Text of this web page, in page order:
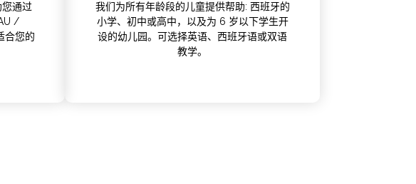
通过
/
合您的
我们为所有年龄段的儿童提供帮助: 西班牙的
小学、初中或高中，以及为 6 岁以下学生开
设的幼儿园。可选择英语、西班牙语或双语
教学。